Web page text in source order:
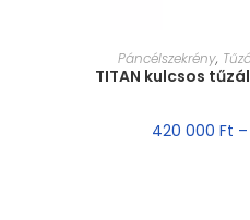
MÉRET
Páncélszekrény,
TITAN kulcsos
420 000 Ft –